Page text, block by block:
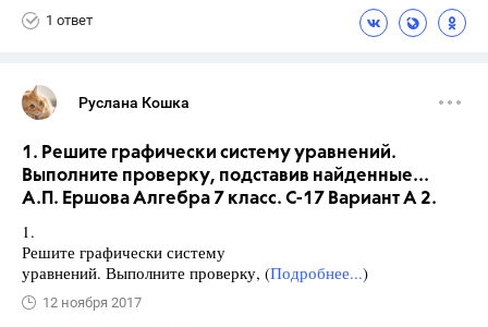
1 ответ
Руслана Кошка
1. Решите графически систему уравнений.
Выполните проверку, подставив найденные...
А.П. Ершова Алгебра 7 класс. С-17 Вариант А 2.
1.
Решите графически систему
уравнений. Выполните проверку, (Подробнее...)
12 ноября 2017